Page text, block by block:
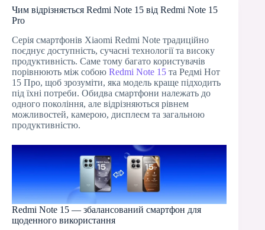
Чим відрізняється Redmi Note 15 від Redmi Note 15
Pro
Серія смартфонів Xiaomi Redmi Note традиційно
поєднує доступність, сучасні технології та високу
продуктивність. Саме тому багато користувачів
порівнюють між собою Redmi Note 15 та Редмі Нот
15 Про, щоб зрозуміти, яка модель краще підходить
під їхні потреби. Обидва смартфони належать до
одного покоління, але відрізняються рівнем
можливостей, камерою, дисплеєм та загальною
продуктивністю.
Redmi Note 15 — збалансований смартфон для
щоденного використання